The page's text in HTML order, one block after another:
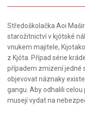
Středoškolačka Aoi
starožitnictví v kjótské
vnukem majitele,
z Kjóta. Případ série
případem zmizení jedné
objevovat náznaky
gangu. Aby odhalili
musejí vydat na